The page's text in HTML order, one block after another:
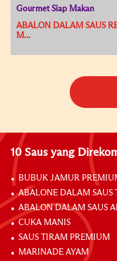
Gourmet Siap Makan
ABALON DALAM SAUS
M...
10 Saus yang
BUBUK JAMUR
ABALONE DALAM SAUS
ABALON DALAM SAUS
CUKA MANIS
SAUS TIRAM PREMIUM
MARINADE AYAM